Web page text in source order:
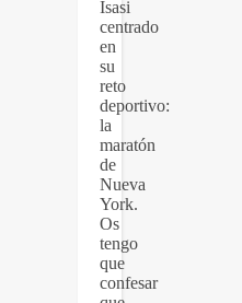
Isasi
centrado
en
su
reto
deportivo:
la
maratón
de
Nueva
York.
Os
tengo
que
confesar